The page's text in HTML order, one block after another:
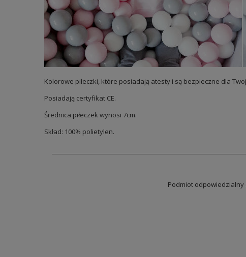
Kolorowe piłeczki, które posiadają atesty i są bezpieczne dla
Posiadają certyfikat CE.
Średnica piłeczek wynosi 7cm.
Skład: 100% polietylen.
Podmiot